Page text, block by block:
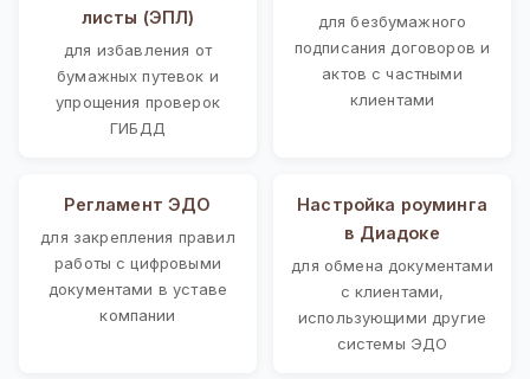
листы (ЭПЛ)
для избавления от
бумажных путевок и
упрощения проверок
ГИБДД
для безбумажного
подписания договоров и
актов с частными
клиентами
Регламент ЭДО
для закрепления правил
работы с цифровыми
документами в уставе
компании
Настройка роуминга
в Диадоке
для обмена документами
с клиентами,
использующими другие
системы ЭДО